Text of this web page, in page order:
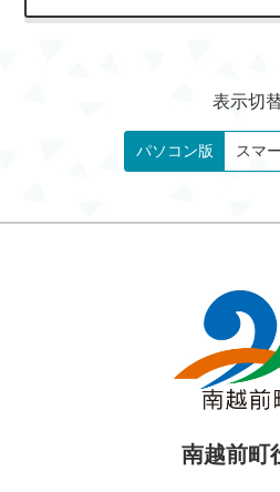
表示切
パソコン版 スマ
南越前町